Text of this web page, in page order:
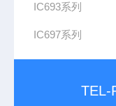
IC693系列
IC697系列
TEL-